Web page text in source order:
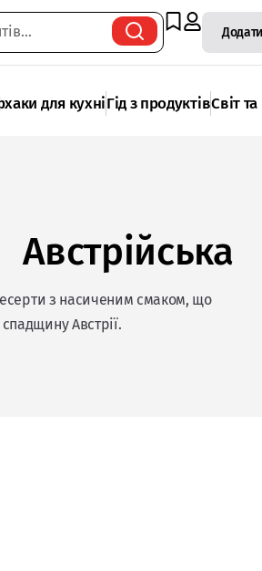
для кухніГід з продуктівСвіт
Австрійська
з насиченим смаком, що
Австрії.